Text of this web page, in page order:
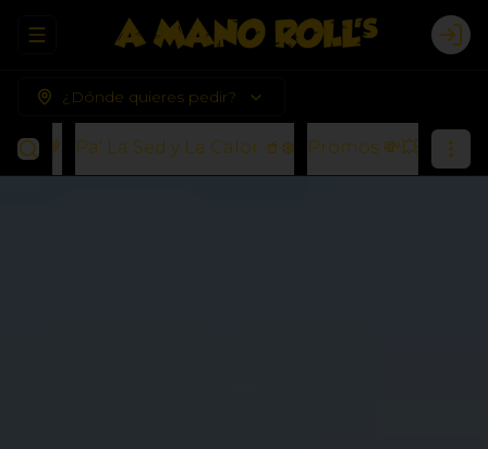
Abrir menu de navegación
¿Dónde quieres pedir?
🍪🤎 Pa' La Sed y La Calor 🥤❄️ Promos 💸💥